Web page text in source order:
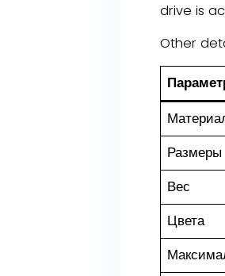
drive is
Other
Размеры
Вес
Цвета